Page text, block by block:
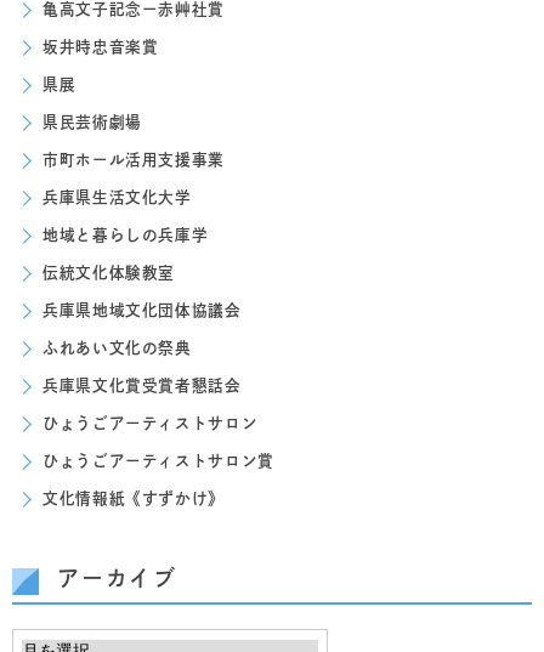
亀高文子記念ー赤艸社賞
坂井時忠音楽賞
県展
県民芸術劇場
市町ホール活用支援事業
兵庫県生活文化大学
地域と暮らしの兵庫学
伝統文化体験教室
兵庫県地域文化団体協議会
ふれあい文化の祭典
兵庫県文化賞受賞者懇話会
ひょうごアーティストサロン
ひょうごアーティストサロン賞
文化情報紙《すずかけ》
アーカイブ